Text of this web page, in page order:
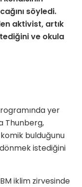
söyledi.
aktivist, artık
ve okula
yer
Thunberg,
komik bulduğunu
istediğini
iklim zirvesinde